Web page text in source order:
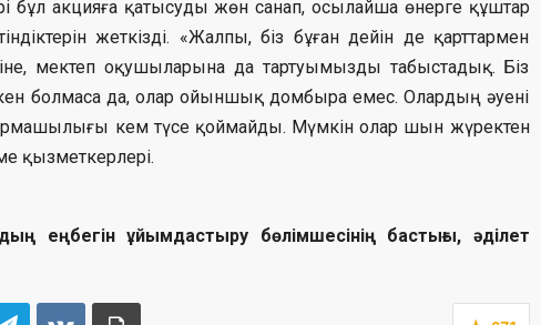
бұл акцияға қатысуды жөн санап, осылайша өнерге құштар
жеткізді. «Жалпы, біз бұған дейін де қарттармен
мектеп оқушыларына да тартуымызды табыстадық. Біз
болмаса да, олар ойыншық домбыра емес. Олардың әуені
кем түсе қоймайды. Мүмкін олар шын жүректен
қызметкерлері.
еңбегін ұйымдастыру бөлімшесінің бастығы, әділет